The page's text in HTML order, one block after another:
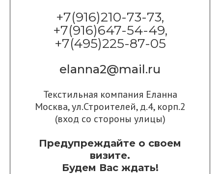
+7(916)210-73-73,
+7(916)647-54-49,
+7(495)225-87-05
elanna2@mail.ru
Текстильная компания Еланна
Москва, ул.Строителей, д.4, корп.2
(вход со стороны улицы)
Предупреждайте о своем
визите.
Будем Вас ждать!